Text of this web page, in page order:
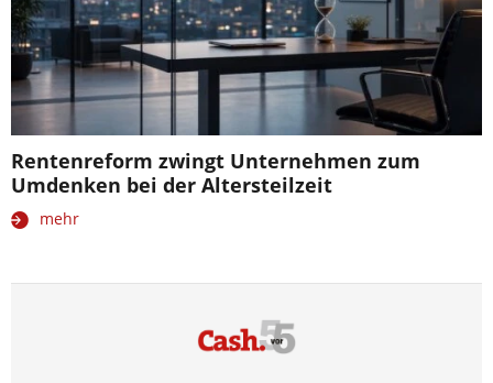
Rentenreform zwingt Unternehmen zum
Umdenken bei der Altersteilzeit
mehr